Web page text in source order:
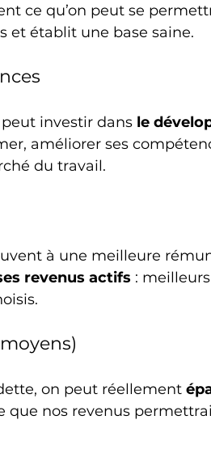
ce qu’on peut se
et établit une base saine.
investir dans le
améliorer ses
du travail.
à une meilleure
revenus actifs :
on peut réellement
que nos revenus